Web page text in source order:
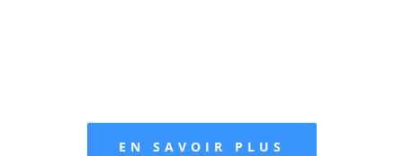
EN SAVOIR PLUS